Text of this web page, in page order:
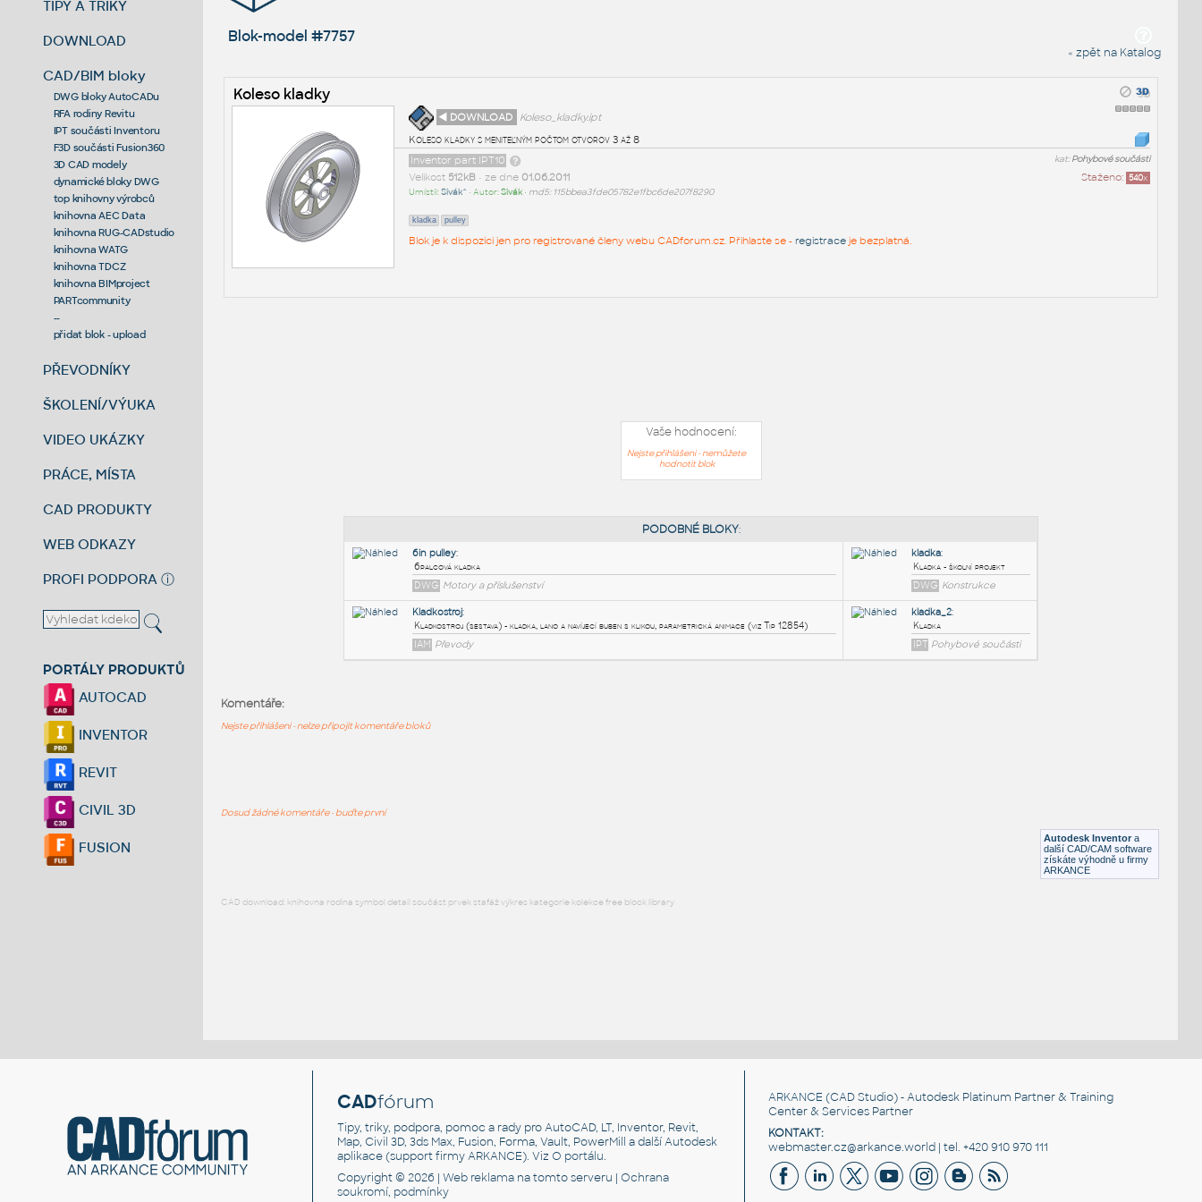
TIPY A TRIKY
DOWNLOAD
CAD/BIM bloky
DWG bloky AutoCADu
RFA rodiny Revitu
IPT součásti Inventoru
F3D součásti Fusion360
3D CAD modely
dynamické bloky DWG
top knihovny výrobců
knihovna AEC Data
knihovna RUG-CADstudio
knihovna WATG
knihovna TDCZ
knihovna BIMproject
PARTcommunity
--
přidat blok - upload
PŘEVODNÍKY
ŠKOLENÍ/VÝUKA
VIDEO UKÁZKY
PRÁCE, MÍSTA
CAD PRODUKTY
WEB ODKAZY
PROFI PODPORA ⓘ
PORTÁLY PRODUKTŮ
AUTOCAD
INVENTOR
REVIT
CIVIL 3D
FUSION
Blok-model #7757
« zpět na Katalog
Koleso kladky
◄ DOWNLOAD
Koleso_kladky.ipt
Koleso kladky s meniteľným počtom otvorov 3 až 8
kat:Pohybové součásti
Inventor part IPT10
Staženo: 540x
Velikost 512kB• ze dne 01.06.2011
Umístil:Sivák^ • Autor:Sivák• md5: 115bbea3fde05782e1fbc6de207f8290
kladka pulley
Blok je k dispozici jen pro registrované členy webu CADforum.cz. Přihlaste se - registraceje bezplatná.
Vaše hodnocení:
Nejste přihlášeni - nemůžete
hodnotit blok
IPT Pohybové součásti
Autodesk Inventor a
další CAD/CAM software
získáte výhodně u firmy
ARKANCE
Komentáře:
Nejste přihlášeni - nelze připojit komentáře bloků
Dosud žádné komentáře - buďte první
CAD download: knihovna rodina symbol detail součást prvek stafáž výkres kategorie kolekce free block library
CADfórum
Tipy, triky, podpora, pomoc a rady pro AutoCAD, LT, Inventor, Revit,
Map, Civil 3D, 3ds Max, Fusion, Forma, Vault, PowerMill a další Autodesk
aplikace (support firmy ARKANCE). VizO portálu.
Copyright © 2026 |Web reklama na tomto serveru |Ochrana
soukromí, podmínky
ARKANCE (CAD Studio) - Autodesk Platinum Partner & Training
Center & Services Partner
KONTAKT:
webmaster.cz@arkance.world | tel. +420 910 970 111